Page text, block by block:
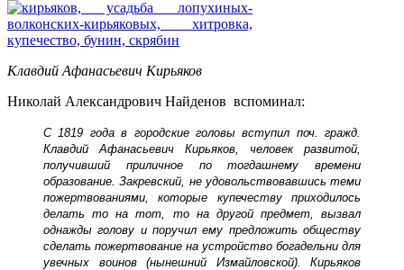
Клавдий Афанасьевич Кирьяков
Николай Александрович Найденов вспоминал:
С 1819 года в городские головы вступил поч. гражд.
Клавдий Афанасьевич Кирьяков, человек развитой,
получивший приличное по тогдашнему времени
образование. Закревский, не удовольствовавшись теми
пожертвованиями, которые купечеству приходилось
делать то на тот, то на другой предмет, вызвал
однажды голову и поручил ему предложить обществу
сделать пожертвование на устройство богадельни для
увечных воинов (нынешний Измайловской). Кирьяков